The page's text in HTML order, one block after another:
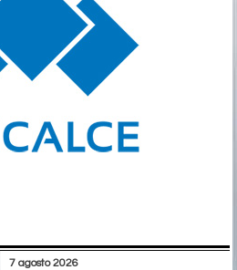
7 agosto 2026